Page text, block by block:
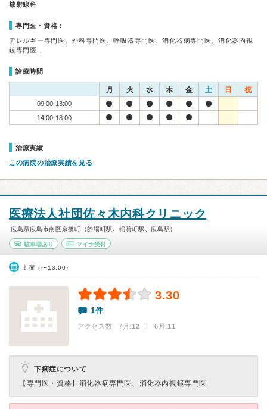
放射線科
専門医・資格：
アレルギー専門医、外科専門医、呼吸器専門医、消化器病専門医、消化器内視
鏡専門医…
診療時間
月 火 水 木 金 土 日 祝
09:00-13:00
14:00-18:00
治療実績
この病院の治療実績を見る
医療法人社団佐々木内科クリニック
広島県広島市南区京橋町（的場町駅、稲荷町駅、広島駅）
駐車場あり マイナ受付
土曜（〜13:00）
3.30
1件
アクセス数 7月:12 | 6月:11
下痢症について
【専門医・資格】 消化器病専門医、消化器内視鏡専門医